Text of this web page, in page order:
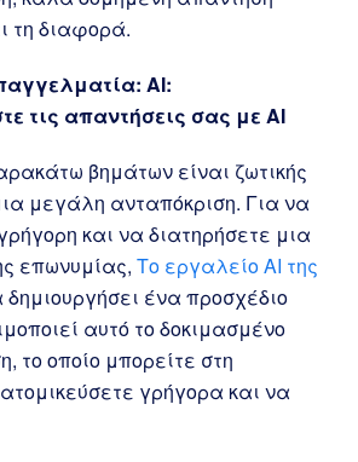
τη διαφορά.
AI:
τις απαντήσεις σας με AI
βημάτων είναι ζωτικής
μεγάλη ανταπόκριση. Για να
και να διατηρήσετε μια
επωνυμίας, Το εργαλείο AI της
δημιουργήσει ένα προσχέδιο
αυτό το δοκιμασμένο
το οποίο μπορείτε στη
γρήγορα και να